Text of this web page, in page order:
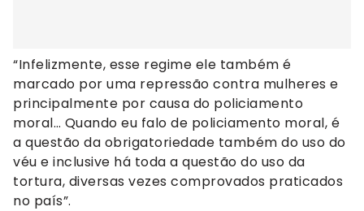
“Infelizmente, esse regime ele também é
marcado por uma repressão contra mulheres e
principalmente por causa do policiamento
moral… Quando eu falo de policiamento moral, é
a questão da obrigatoriedade também do uso do
véu e inclusive há toda a questão do uso da
tortura, diversas vezes comprovados praticados
no país”.